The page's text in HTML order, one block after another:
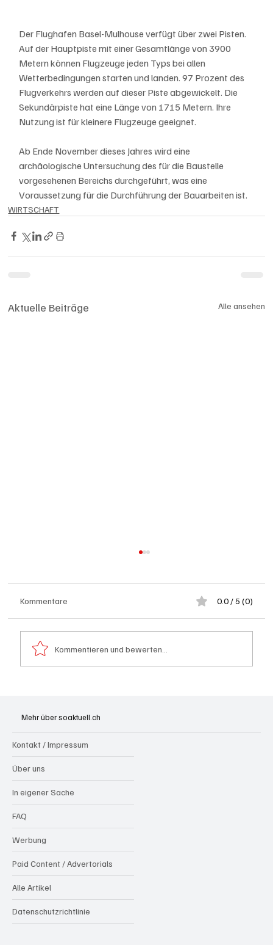
Der Flughafen Basel-Mulhouse verfügt über zwei Pisten.
Auf der Hauptpiste mit einer Gesamtlänge von 3900
Metern können Flugzeuge jeden Typs bei allen
Wetterbedingungen starten und landen. 97 Prozent des
Flugverkehrs werden auf dieser Piste abgewickelt. Die
Sekundärpiste hat eine Länge von 1715 Metern. Ihre
Nutzung ist für kleinere Flugzeuge geeignet.
Ab Ende November dieses Jahres wird eine
archäologische Untersuchung des für die Baustelle
vorgesehenen Bereichs durchgeführt, was eine
Voraussetzung für die Durchführung der Bauarbeiten ist.
WIRTSCHAFT
Aktuelle Beiträge Alle ansehen
Kommentare 0.0 / 5 (0)
Kommentieren und bewerten...
Mehr über soaktuell.ch
Kontakt / Impressum
Über uns
In eigener Sache
FAQ
Werbung
Paid Content / Advertorials
Alle Artikel
Datenschutzrichtlinie